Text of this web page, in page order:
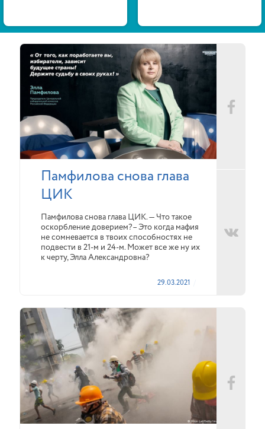
Памфилова снова глава
ЦИК
Памфилова снова глава ЦИК. — Что такое
оскорбление доверием?– Это когда мафия
не сомневается в твоих способностях не
подвести в 21-м и 24-м. Может все же ну их
к черту, Элла Александровна?
29.03.2021